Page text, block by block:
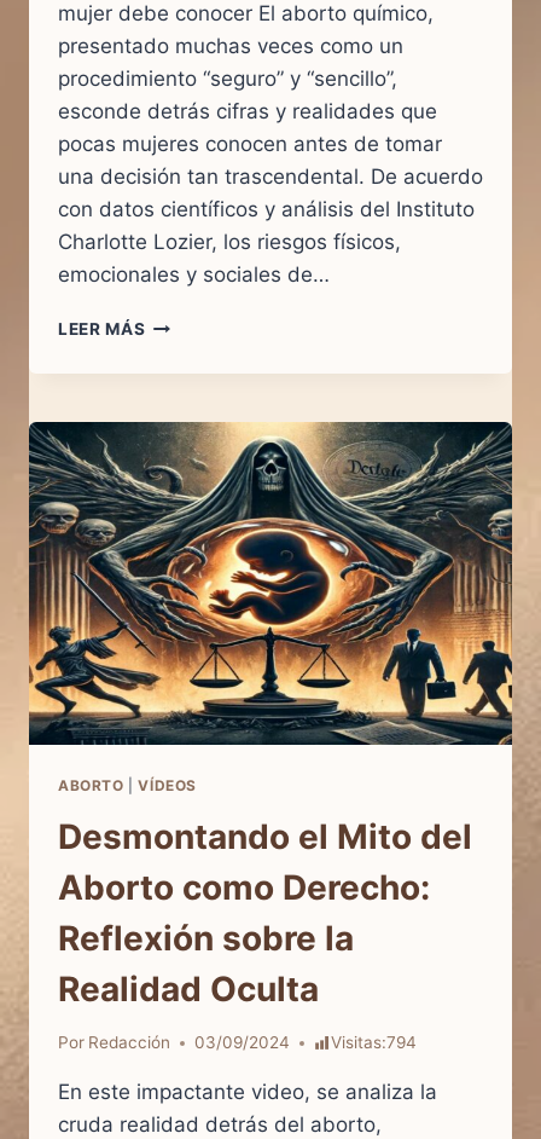
mujer debe conocer El aborto químico,
presentado muchas veces como un
procedimiento “seguro” y “sencillo”,
esconde detrás cifras y realidades que
pocas mujeres conocen antes de tomar
una decisión tan trascendental. De acuerdo
con datos científicos y análisis del Instituto
Charlotte Lozier, los riesgos físicos,
emocionales y sociales de…
LEER MÁS ABORTO
LO
NADIE
TE
DICE
SOBRE
LAS
PASTILLAS
ABORTIVAS:
DATOS
Y
RIESGOS
REALES
ABORTO |VÍDEOS
Desmontando el Mito del
Aborto como Derecho:
Reflexión sobre la
Realidad Oculta
Por Redacción 03/09/2024 Visitas:794
En este impactante video, se analiza la
cruda realidad detrás del aborto,